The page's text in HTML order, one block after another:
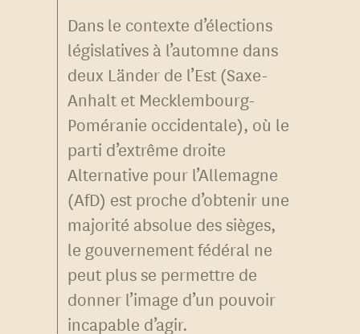
Dans le contexte d’élections
législatives à l’automne dans
deux Länder de l’Est (Saxe-
Anhalt et Mecklembourg-
Poméranie occidentale), où le
parti d’extrême droite
Alternative pour l’Allemagne
(AfD) est proche d’obtenir une
majorité absolue des sièges,
le gouvernement fédéral ne
peut plus se permettre de
donner l’image d’un pouvoir
incapable d’agir.